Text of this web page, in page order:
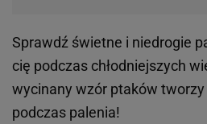
Sprawdź świetne i niedrogie
cię podczas chłodniejszych
wycinany wzór ptaków
podczas palenia!